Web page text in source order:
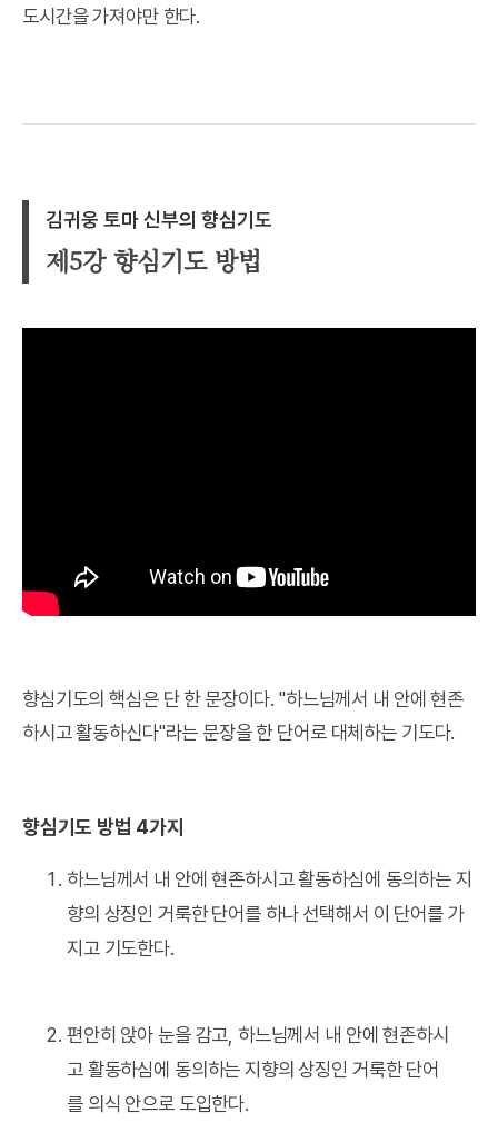
도시간을 가져야만 한다.
김귀웅 토마 신부의 향심기도
제5강 향심기도 방법
향심기도의 핵심은 단 한 문장이다. "하느님께서 내 안에 현존
하시고 활동하신다"라는 문장을 한 단어로 대체하는 기도다.
향심기도 방법 4가지
하느님께서 내 안에 현존하시고 활동하심에 동의하는 지
향의 상징인 거룩한 단어를 하나 선택해서 이 단어를 가
지고 기도한다.
편안히 앉아 눈을 감고, 하느님께서 내 안에 현존하시
고 활동하심에 동의하는 지향의 상징인 거룩한 단어
를 의식 안으로 도입한다.